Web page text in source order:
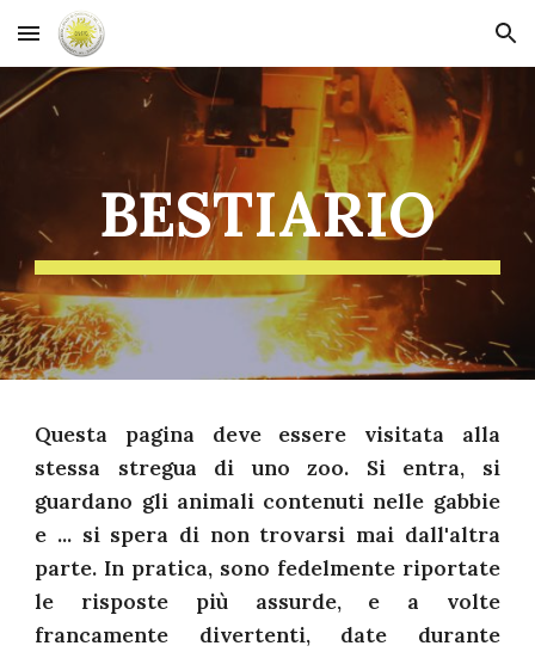
Skip to main content Skip to navigation
BESTIARIO
Questa pagina deve essere visitata alla
stessa stregua di uno zoo. Si entra, si
guardano gli animali contenuti nelle gabbie
e ... si spera di non trovarsi mai dall'altra
parte. In pratica, sono fedelmente riportate
le risposte più assurde, e a volte
francamente divertenti, date durante